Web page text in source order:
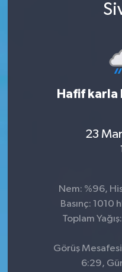
Hafif karla
23
Nem: %96,
Basınç: 1010
Toplam
Görüş
6:29,